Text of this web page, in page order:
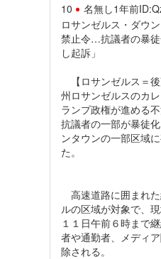
10 名無し1年前
ロサンゼルス・ダウ
禁止令…抗議者の暴
し起訴」
【ロサンゼルス＝
州ロサンゼルスのカ
ランプ政権が進める
抗議者の一部が暴徒
ンタウンの一部区域
た。
高速道路に囲まれ
ルの区域が対象で、
１１日午前６時まで
者や通勤者、メディ
除される。